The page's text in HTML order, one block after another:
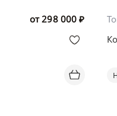
от298 000 ₽